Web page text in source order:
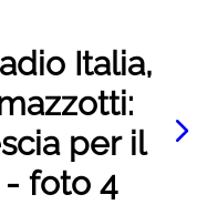
Italia,
per il
foto 4